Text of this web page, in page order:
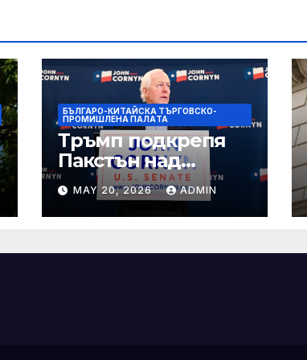
БЪЛГАРО-КИТАЙСКА ТЪРГОВСКО-
ПРОМИШЛЕНА ПАЛAТА
Тръмп подкрепя
Пакстън над
Корнин за сенатор
от Тексас в
шокираща
MAY 20, 2026 ADMIN